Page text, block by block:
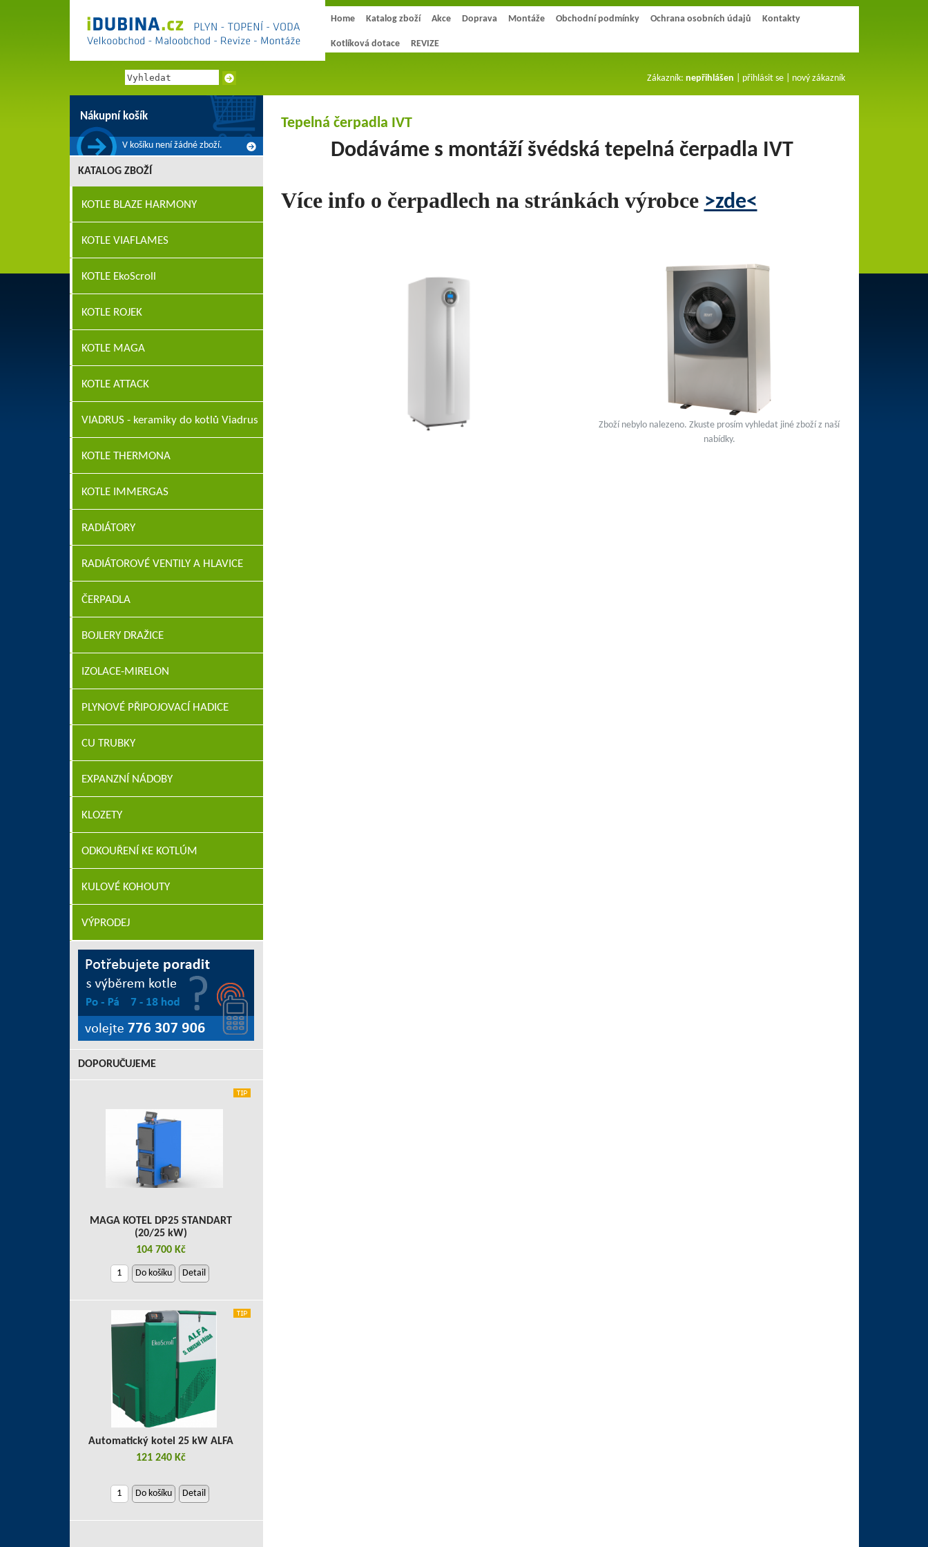
Home Katalog zboží Akce Doprava Montáže Obchodní podmínky Ochrana osobních údajů Kontakty
Kotlíková dotace REVIZE
Zákazník: nepřihlášen přihlásit se| nový zákazník
Tepelná čerpadla IVT
Dodáváme s montáží švédská tepelná čerpadla IVT
Více info o čerpadlech na stránkách výrobce >zde<
Zboží nebylo nalezeno. Zkuste prosím vyhledat jiné zboží z naší
nabídky.
Nákupní košík
V košíku není žádné zboží.
KATALOG ZBOŽÍ
KOTLE BLAZE HARMONY
KOTLE VIAFLAMES
KOTLE EkoScroll
KOTLE ROJEK
KOTLE MAGA
KOTLE ATTACK
VIADRUS - keramiky do kotlů Viadrus
KOTLE THERMONA
KOTLE IMMERGAS
RADIÁTORY
RADIÁTOROVÉ VENTILY A HLAVICE
ČERPADLA
BOJLERY DRAŽICE
IZOLACE-MIRELON
PLYNOVÉ PŘIPOJOVACÍ HADICE
CU TRUBKY
EXPANZNÍ NÁDOBY
KLOZETY
ODKOUŘENÍ KE KOTLÚM
KULOVÉ KOHOUTY
VÝPRODEJ
DOPORUČUJEME
MAGA KOTEL DP25 STANDART
(20/25 kW)
104 700 Kč
Do košíku Detail
Automatický kotel 25 kW ALFA
121 240 Kč
Do košíku Detail